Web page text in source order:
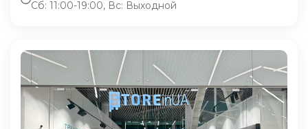
Сб: 11:00-19:00, Вс: Выходной